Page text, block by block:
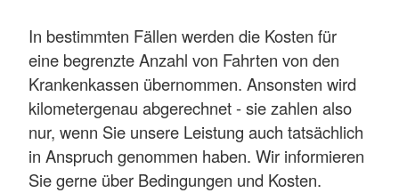
In bestimmten Fällen werden die Kosten für
eine begrenzte Anzahl von Fahrten von den
Krankenkassen übernommen. Ansonsten wird
kilometergenau abgerechnet - sie zahlen also
nur, wenn Sie unsere Leistung auch tatsächlich
in Anspruch genommen haben. Wir informieren
Sie gerne über Bedingungen und Kosten.